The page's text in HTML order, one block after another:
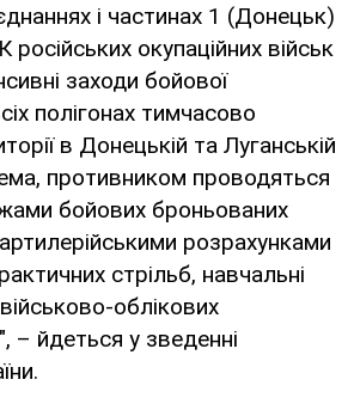
і частинах 1 (Донецьк)
російських окупаційних військ
заходи бойової
полігонах тимчасово
в Донецькій та Луганській
противником проводяться
бойових броньованих
розрахунками
стрільб, навчальні
облікових
– йдеться у зведенні